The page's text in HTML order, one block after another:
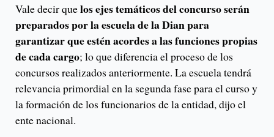
Vale decir quelos ejes temáticos del concurso serán
preparados por la escuela de la Dian para
garantizar que estén acordes a las funciones propias
de cada cargo; lo que diferencia el proceso de los
concursos realizados anteriormente. La escuela tendrá
relevancia primordial en la segunda fase para el curso y
la formación de los funcionarios de la entidad, dijo el
ente nacional.